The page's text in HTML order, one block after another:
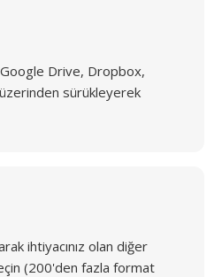
Drive, Dropbox,
sürükleyerek
ihtiyacınız olan diğer
(200'den fazla format